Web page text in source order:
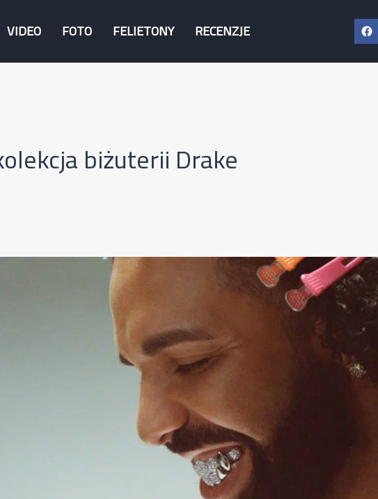
VIDEO FOTO FELIETONY RECENZJE
biżuterii Drake